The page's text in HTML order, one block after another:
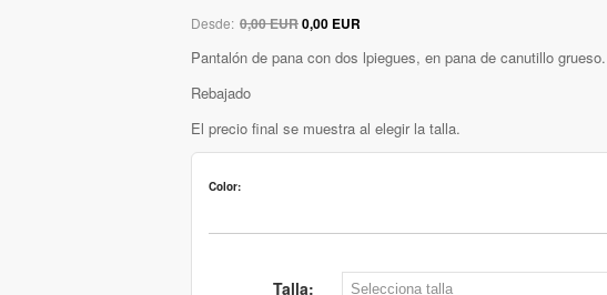
Desde: 0,00 EUR0,00 EUR
Pantalón de pana con dos lpiegues, en pana de canutillo grueso.
Rebajado
El precio final se muestra al elegir la talla.
Color:
Talla: